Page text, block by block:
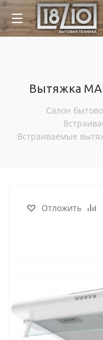
Вытяжка
Салон
Встраиваемые
Отложить